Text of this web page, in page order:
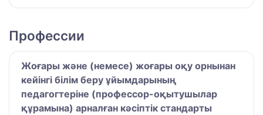
Профессии
Жоғары және (немесе) жоғары оқу орнынан
кейінгі білім беру ұйымдарының
педагогтеріне (профессор-оқытушылар
құрамына) арналған кәсіптік стандарты